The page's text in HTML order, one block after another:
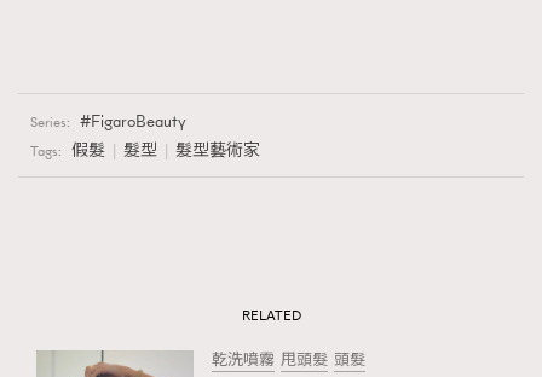
Series: FigaroBeauty
Tags: 假髮 髮型 髮型藝術家
RELATED
乾洗噴霧 甩頭髮 頭髮